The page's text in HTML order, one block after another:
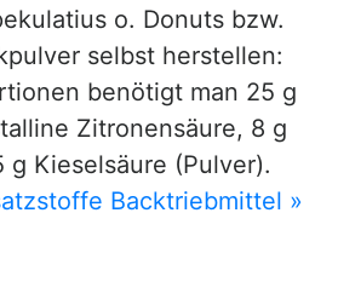
o. Donuts bzw.
selbst herstellen:
benötigt man 25 g
Zitronensäure, 8 g
g Kieselsäure (Pulver).
Backtriebmittel »